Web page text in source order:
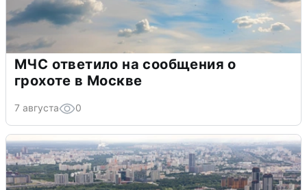
МЧС ответило на сообщения о
грохоте в Москве
7 августа 0